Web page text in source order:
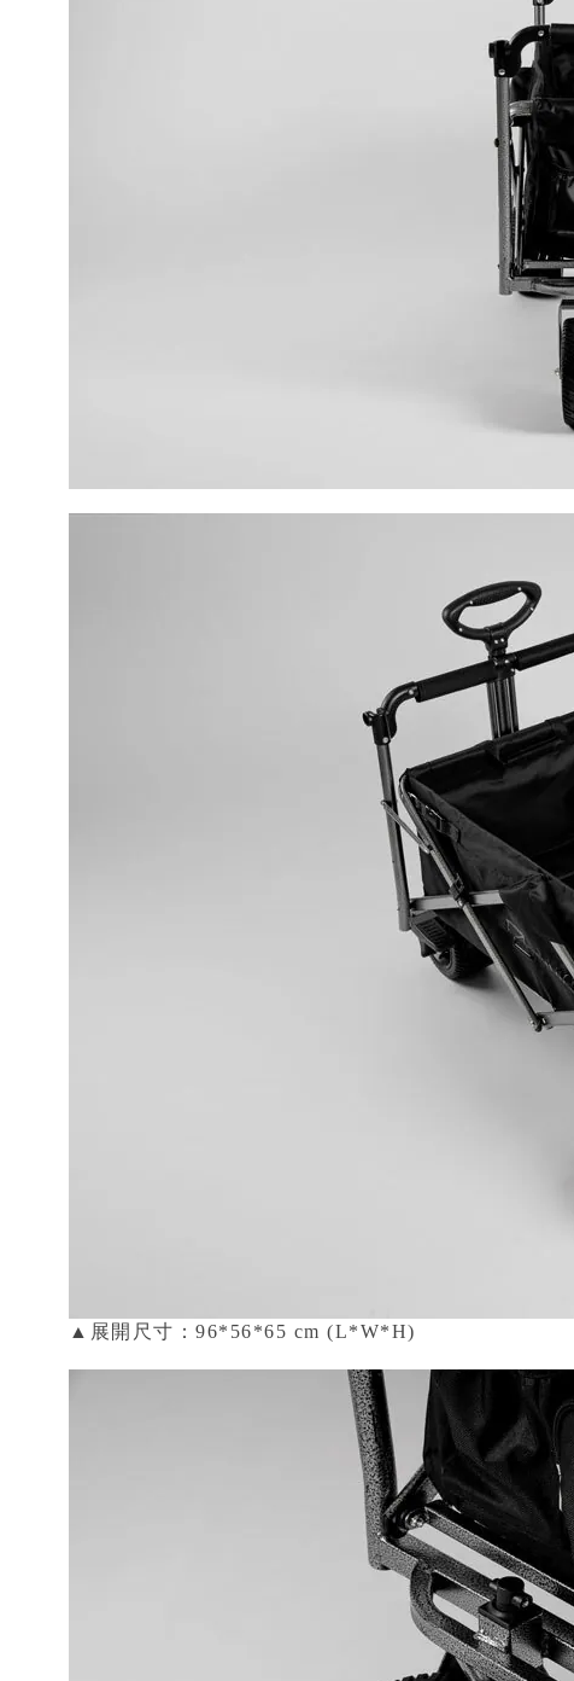
▲展開尺寸：96*56*65 cm (L*W*H)